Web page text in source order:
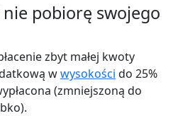
pobiorę swojego
zbyt małej kwoty
wwysokości do 25%
(zmniejszoną do